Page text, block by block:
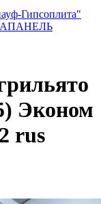
Гипсоплита"
Эконом
rus